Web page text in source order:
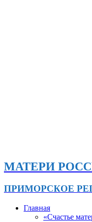
МАТЕРИ
ПРИМОРСКОЕ
Главная
«Счастье